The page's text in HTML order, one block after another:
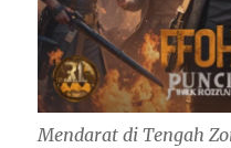
Mendarat di Tengah